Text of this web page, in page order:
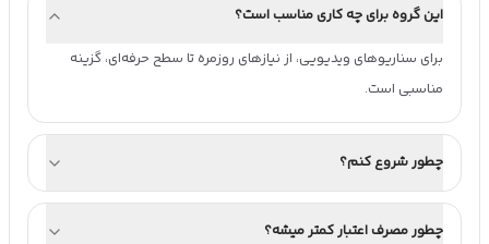
این گروه برای چه کاری مناسب است؟
مناسبی است.
چطور شروع کنم؟
چطور مصرف اعتبار کمتر میشه؟